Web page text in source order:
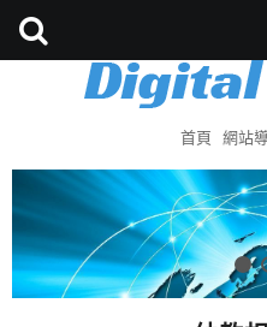
首頁 網站